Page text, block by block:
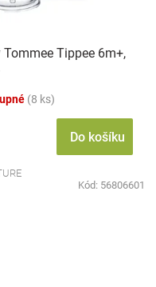
Tippee 6m+,
(8 ks)
Do košíku
Kód: 56806601